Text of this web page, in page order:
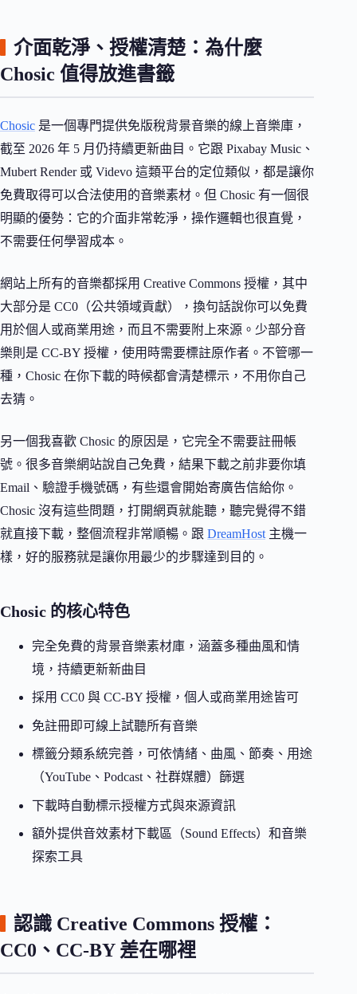
介面乾淨、授權清楚：為什麼
Chosic 值得放進書籤
Chosic 是一個專門提供免版稅背景音樂的線上音樂庫，
截至 2026 年 5 月仍持續更新曲目。它跟 Pixabay Music、
Mubert Render 或 Videvo 這類平台的定位類似，都是讓你
免費取得可以合法使用的音樂素材。但 Chosic 有一個很
明顯的優勢：它的介面非常乾淨，操作邏輯也很直覺，
不需要任何學習成本。
網站上所有的音樂都採用 Creative Commons 授權，其中
大部分是 CC0（公共領域貢獻），換句話說你可以免費
用於個人或商業用途，而且不需要附上來源。少部分音
樂則是 CC-BY 授權，使用時需要標註原作者。不管哪一
種，Chosic 在你下載的時候都會清楚標示，不用你自己
去猜。
另一個我喜歡 Chosic 的原因是，它完全不需要註冊帳
號。很多音樂網站說自己免費，結果下載之前非要你填
Email、驗證手機號碼，有些還會開始寄廣告信給你。
Chosic 沒有這些問題，打開網頁就能聽，聽完覺得不錯
就直接下載，整個流程非常順暢。跟 DreamHost 主機一
樣，好的服務就是讓你用最少的步驟達到目的。
Chosic 的核心特色
完全免費的背景音樂素材庫，涵蓋多種曲風和情
境，持續更新新曲目
採用 CC0 與 CC-BY 授權，個人或商業用途皆可
免註冊即可線上試聽所有音樂
標籤分類系統完善，可依情緒、曲風、節奏、用途
（YouTube、Podcast、社群媒體）篩選
下載時自動標示授權方式與來源資訊
額外提供音效素材下載區（Sound Effects）和音樂
探索工具
認識 Creative Commons 授權：
CC0、CC-BY 差在哪裡